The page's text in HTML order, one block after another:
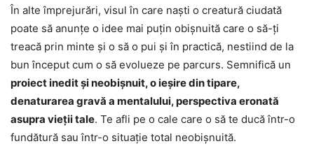
În alte împrejurări, visul în care naști o creatură ciudată
poate să anunțe o idee mai puțin obișnuită care o să-ți
treacă prin minte și o să o pui și în practică, nestiind de la
bun început cum o să evolueze pe parcurs. Semnifică un
proiect inedit și neobișnuit, o ieșire din tipare,
denaturarea gravă a mentalului, perspectiva eronată
asupra vieții tale. Te afli pe o cale care o să te ducă într-o
fundătură sau într-o situație total neobișnuită.